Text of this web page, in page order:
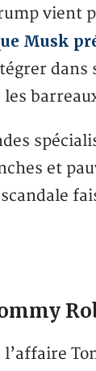
vient
Musk
dans
et